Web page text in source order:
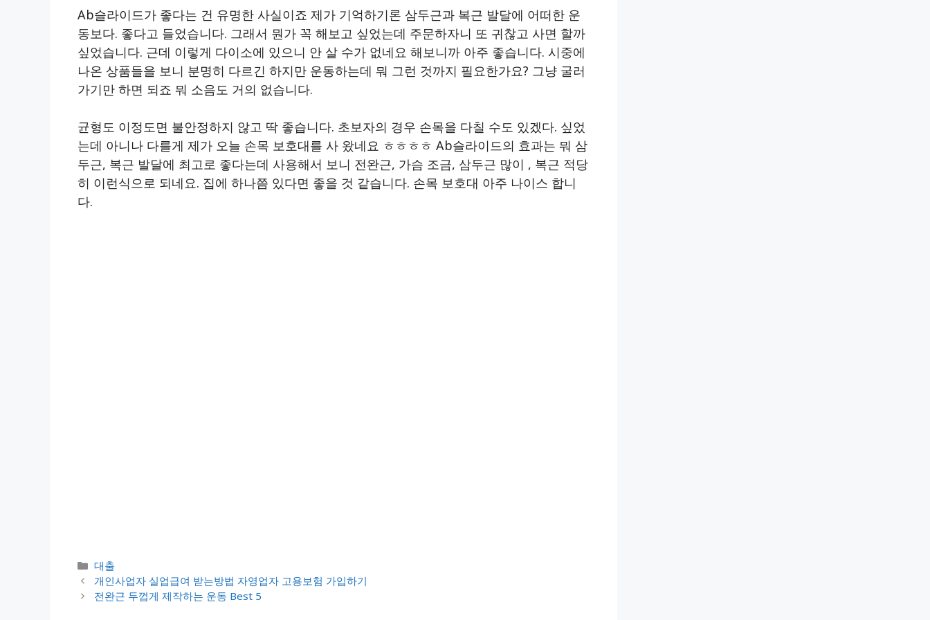
Ab슬라이드가 좋다는 건 유명한 사실이죠 제가 기억하기론 삼두근과 복근 발달에 어떠한 운
동보다. 좋다고 들었습니다. 그래서 뭔가 꼭 해보고 싶었는데 주문하자니 또 귀찮고 사면 할까
싶었습니다. 근데 이렇게 다이소에 있으니 안 살 수가 없네요 해보니까 아주 좋습니다. 시중에
나온 상품들을 보니 분명히 다르긴 하지만 운동하는데 뭐 그런 것까지 필요한가요? 그냥 굴러
가기만 하면 되죠 뭐 소음도 거의 없습니다.
균형도 이정도면 불안정하지 않고 딱 좋습니다. 초보자의 경우 손목을 다칠 수도 있겠다. 싶었
는데 아니나 다를게 제가 오늘 손목 보호대를 사 왔네요 ㅎㅎㅎㅎ Ab슬라이드의 효과는 뭐 삼
두근, 복근 발달에 최고로 좋다는데 사용해서 보니 전완근, 가슴 조금, 삼두근 많이 , 복근 적당
히 이런식으로 되네요. 집에 하나쯤 있다면 좋을 것 같습니다. 손목 보호대 아주 나이스 합니
다.
카
테
고
대출
개인사업자 실업급여 받는방법 자영업자 고용보험 가입하기
전완근 두껍게 제작하는 운동 Best 5